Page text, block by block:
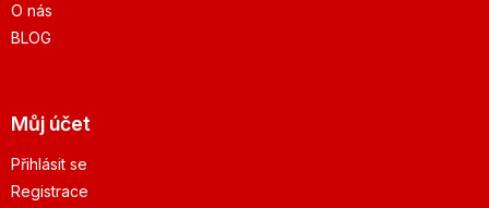
O nás
BLOG
Můj účet
Přihlásit se
Registrace